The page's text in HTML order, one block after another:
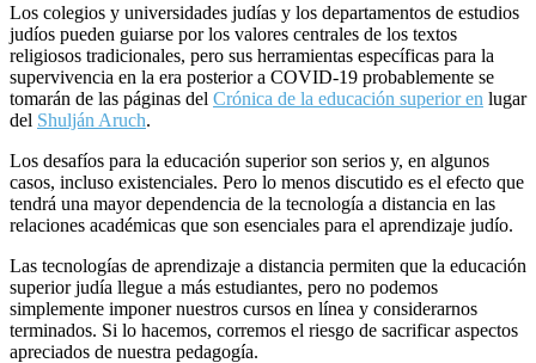
Los colegios y universidades judías y los departamentos de estudios
judíos pueden guiarse por los valores centrales de los textos
religiosos tradicionales, pero sus herramientas específicas para la
supervivencia en la era posterior a COVID-19 probablemente se
tomarán de las páginas del Crónica de la educación superior en lugar
del Shulján Aruch.
Los desafíos para la educación superior son serios y, en algunos
casos, incluso existenciales. Pero lo menos discutido es el efecto que
tendrá una mayor dependencia de la tecnología a distancia en las
relaciones académicas que son esenciales para el aprendizaje judío.
Las tecnologías de aprendizaje a distancia permiten que la educación
superior judía llegue a más estudiantes, pero no podemos
simplemente imponer nuestros cursos en línea y considerarnos
terminados. Si lo hacemos, corremos el riesgo de sacrificar aspectos
apreciados de nuestra pedagogía.